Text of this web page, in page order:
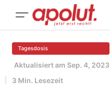
Tagesdosis
Aktualisiert am Sep. 4, 2023
3 Min. Lesezeit